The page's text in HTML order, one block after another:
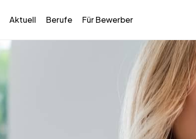
Aktuell Berufe Für Bewerber